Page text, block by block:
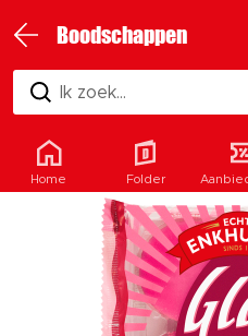
Boodschappen
Ik zoek...
Home Folder